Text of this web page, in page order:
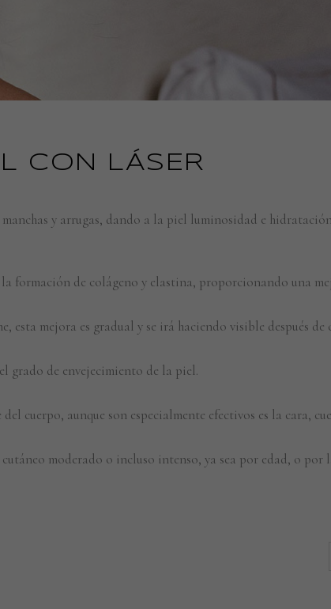
CON LÁSER
y arrugas, dando a la piel luminosidad e
formación de colágeno y elastina, proporcionando una
esta mejora es gradual y se irá haciendo visible después de
grado de envejecimiento de la piel.
cuerpo, aunque son especialmente efectivos es la cara,
moderado o incluso intenso, ya sea por edad, o